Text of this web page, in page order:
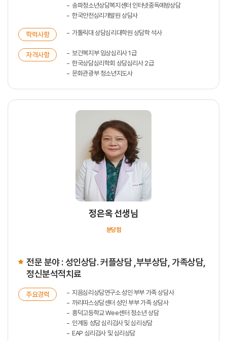
송파청소년상담복지센터 인터넷중독예방상담
한국안전심리개발원 상담사
학력사항 가톨릭대 상담심리대학원 상담학 석사
자격사항
보건복지부 임상심리사 1급
한국상담심리학회 상담심리사 2급
문화관광부 청소년지도사
정은옥 선생님
분당점
전문 분야 : 성인상담. 커플상담 ,부부상담, 가족상담,
정신분석적치료
주요경력
지음심리상담연구소 성인 부부 가족 상담사
까리따스상담센터 성인 부부 가족 상담사
흥덕고등학교 Wee센터 청소년 상담
인계동 성담 심리검사 및 심리상담
EAP 심리검사 및 심리상담